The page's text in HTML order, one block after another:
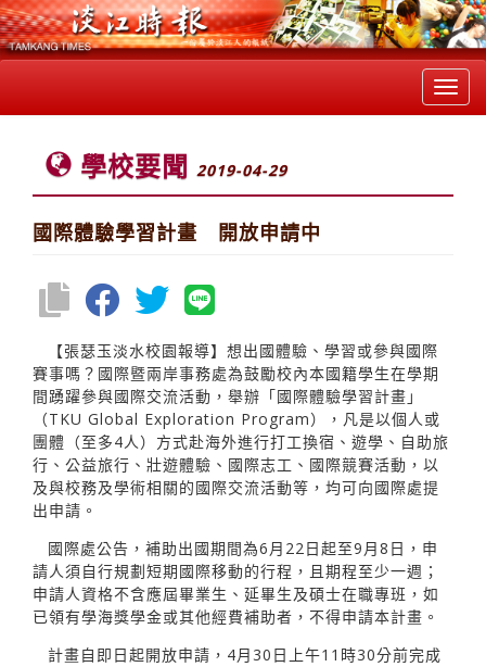
學校要聞 2019-04-29
國際體驗學習計畫 開放申請中
【張瑟玉淡水校園報導】想出國體驗、學習或參與國際
賽事嗎？國際暨兩岸事務處為鼓勵校內本國籍學生在學期
間踴躍參與國際交流活動，舉辦「國際體驗學習計畫」
（TKU Global Exploration Program），凡是以個人或
團體（至多4人）方式赴海外進行打工換宿、遊學、自助旅
行、公益旅行、壯遊體驗、國際志工、國際競賽活動，以
及與校務及學術相關的國際交流活動等，均可向國際處提
出申請。
國際處公告，補助出國期間為6月22日起至9月8日，申
請人須自行規劃短期國際移動的行程，且期程至少一週；
申請人資格不含應屆畢業生、延畢生及碩士在職專班，如
已領有學海獎學金或其他經費補助者，不得申請本計畫。
計畫自即日起開放申請，4月30日上午11時30分前完成